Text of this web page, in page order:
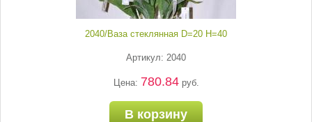
2040/Ваза стеклянная D=20 H=40
Артикул: 2040
Цена: 780.84руб.
В корзину